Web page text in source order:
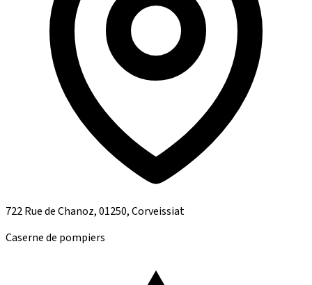
722 Rue de Chanoz, 01250, Corveissiat
Caserne de pompiers